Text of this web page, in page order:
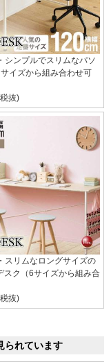
シンプルでスリムなパソ
イズから組み合わせ可
抜)
スリムなロングサイズの
スク（6サイズから組み合
抜)
られています